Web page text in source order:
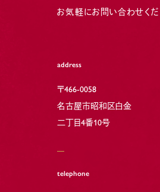
お気軽にお問い合わせくだ
address
〒466-0058
名古屋市昭和区白金
二丁目4番10号
telephone